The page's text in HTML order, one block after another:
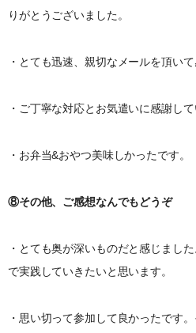
りがとうございました。
・とても迅速、親切なメールを頂い
・ご丁寧な対応とお気遣いに感謝して
・お弁当&おやつ美味しかったです。
⑧その他、ご感想なんでもどうぞ
・とても奥が深いものだと感じまし
で実践していきたいと思います。
・思い切って参加して良かったです